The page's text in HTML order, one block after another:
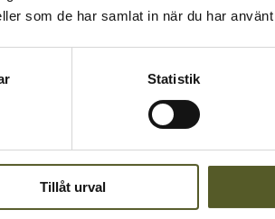
som de har samlat in när du har
Statistik
Tillåt urval